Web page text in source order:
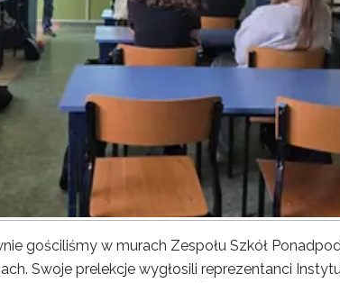
gościliśmy w murach Zespołu Szkół
Swoje prelekcje wygłosili reprezentanci